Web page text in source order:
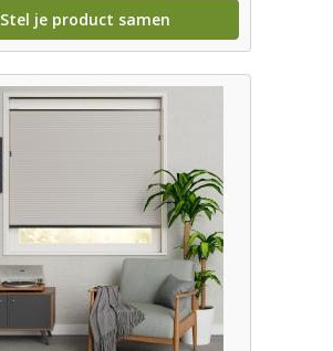
Stel je product samen